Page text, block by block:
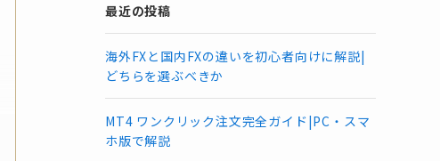
最近の投稿
海外FXと国内FXの違いを初心者向けに解説|
どちらを選ぶべきか
MT4 ワンクリック注文完全ガイド|PC・スマ
ホ版で解説